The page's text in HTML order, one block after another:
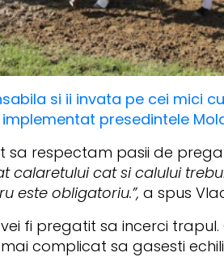
si ii invata pe cei mici
presedintele
sa respectam pasii de
calaretului cat si calului
este obligatoriu.”, a spus
fi pregatit sa incerci
complicat sa gasesti